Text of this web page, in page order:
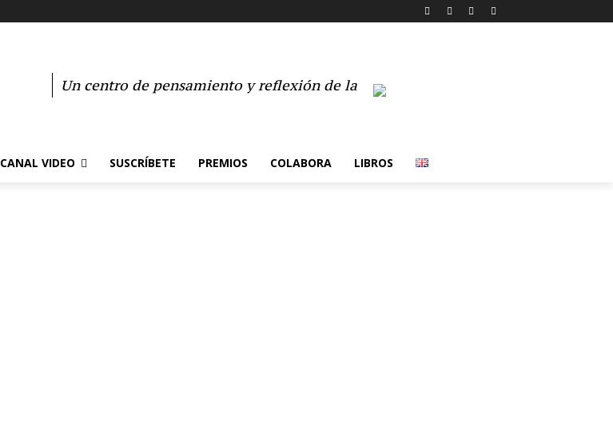
Un centro de pensamiento y reflexión de la
CANAL VIDEO SUSCRÍBETE PREMIOS COLABORA LIBROS